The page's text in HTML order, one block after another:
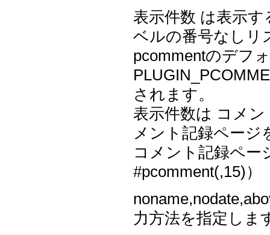
表示件数 は表示
ベルの番号なしリ
pcommentのデフ
されます。
表示件数は コメ
メント記録ページ
コメント記録ペー
#pcomment(,15)）
力方法を指定しま